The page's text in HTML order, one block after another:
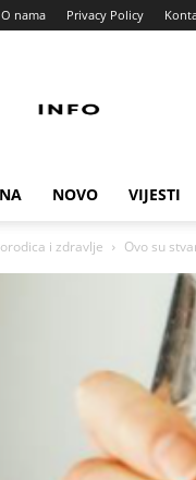
O nama Privacy Policy
NOVO VIJESTI
i zdravlje Ovo su